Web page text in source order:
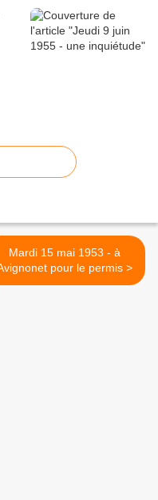
Mardi 15 mai 1953 - à
Avignonet pour le permis >